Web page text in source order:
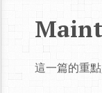
這一篇的重